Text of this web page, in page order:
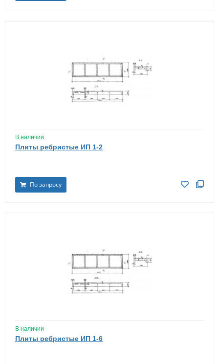
В наличии
Плиты ребристые ИП 1-2
По запросу
В наличии
Плиты ребристые ИП 1-6